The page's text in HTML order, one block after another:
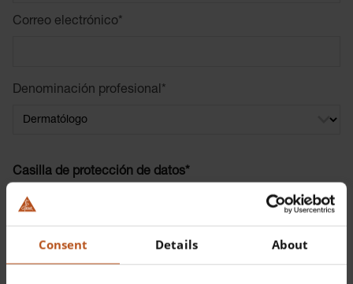
Consent Details About
Correo electrónico*
Denominación profesional*
Casilla de protección de datos*
¡Sí, deseo recibir un correo electrónico con el enlace
para descargar el Compendio!